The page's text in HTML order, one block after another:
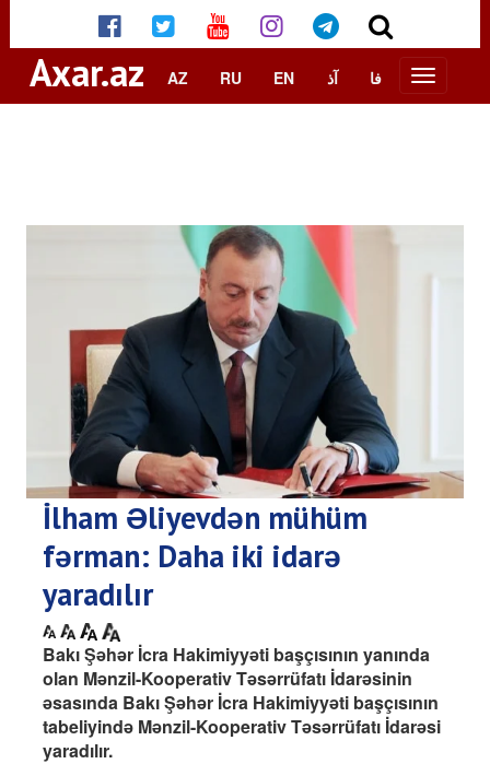
Axar.az AZ RU EN آذ فا
İlham Əliyevdən mühüm
fərman: Daha iki idarə
yaradılır
Bakı Şəhər İcra Hakimiyyəti başçısının yanında
olan Mənzil-Kooperativ Təsərrüfatı İdarəsinin
əsasında Bakı Şəhər İcra Hakimiyyəti başçısının
tabeliyində Mənzil-Kooperativ Təsərrüfatı İdarəsi
yaradılır.